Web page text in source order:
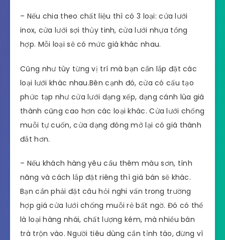
– Nếu chia theo chất liệu thì có 3 loại: cửa lưới
inox, cửa lưới sợi thủy tinh, cửa lưới nhựa tổng
hợp. Mỗi loại sẽ có mức giá khác nhau.
Cũng như tùy từng vị trí mà bạn cần lắp đặt các
loại lưới khác nhau.Bên cạnh đó, cửa có cấu tạo
phức tạp như cửa lưới dạng xếp, dạng cánh lùa giá
thành cũng cao hơn các loại khác. Cửa lưới chống
muỗi tự cuốn, cửa dạng đóng mở lại có giá thành
đắt hơn.
– Nếu khách hàng yêu cầu thêm màu sơn, tính
năng và cách lắp đặt riêng thì giá bán sẽ khác.
Bạn cần phải đặt câu hỏi nghi vấn trong trường
hợp giá cửa lưới chống muỗi rẻ bất ngờ. Đó có thể
là loại hàng nhái, chất lượng kém, mà nhiều bán
trà trộn vào. Người tiêu dùng cần tỉnh táo, đừng vì